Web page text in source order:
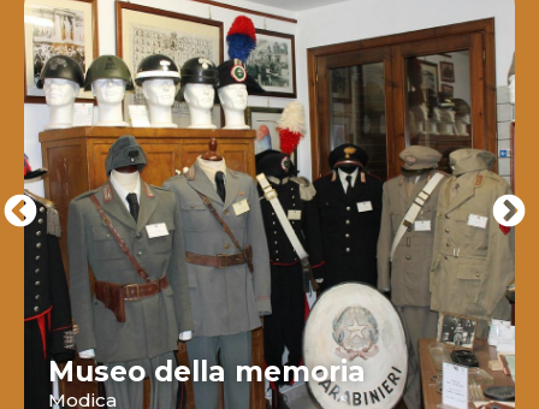
Museo della memoria
Modica